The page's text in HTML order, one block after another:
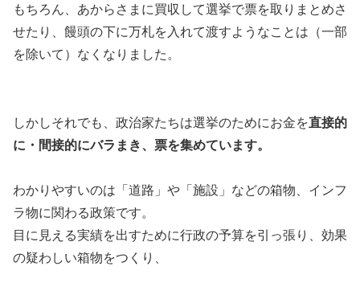
もちろん、あからさまに買収して選挙で票を取りまとめさ
せたり、饅頭の下に万札を入れて渡すようなことは（一部
を除いて）なくなりました。
しかしそれでも、政治家たちは選挙のためにお金を直接的
に・間接的にバラまき、票を集めています。
わかりやすいのは「道路」や「施設」などの箱物、インフ
ラ物に関わる政策です。
目に見える実績を出すために行政の予算を引っ張り、効果
の疑わしい箱物をつくり、